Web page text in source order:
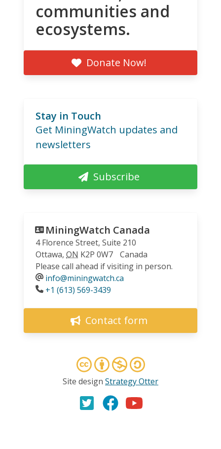
communities and
ecosystems.
Donate Now!
Stay in Touch
Get MiningWatch updates and
newsletters
Subscribe
MiningWatch Canada
4 Florence Street, Suite 210
Ottawa, ON K2P 0W7
Canada
Please call ahead if visiting in person.
info@miningwatch.ca
Phone
+1 (613) 569-3439
Contact form
Site design Strategy Otter